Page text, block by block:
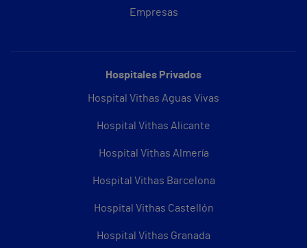
Empresas
Hospitales Privados
Hospital Vithas Aguas Vivas
Hospital Vithas Alicante
Hospital Vithas Almería
Hospital Vithas Barcelona
Hospital Vithas Castellón
Hospital Vithas Granada